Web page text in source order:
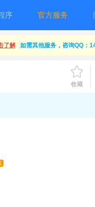
序 官方服务
了解 如需其他服务，咨询QQ：
收藏